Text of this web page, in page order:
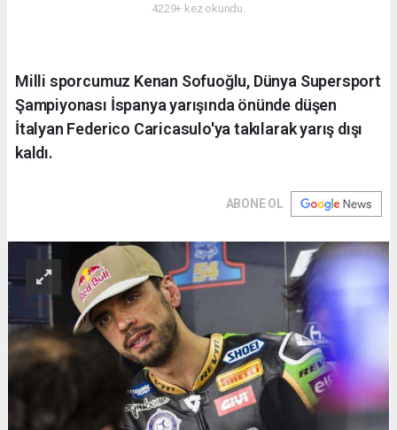
4229+ kez okundu.
Milli sporcumuz Kenan Sofuoğlu, Dünya Supersport
Şampiyonası İspanya yarışında önünde düşen
İtalyan Federico Caricasulo'ya takılarak yarış dışı
kaldı.
ABONE OL